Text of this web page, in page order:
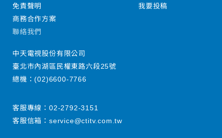
免責聲明
商務合作方案
我要投稿
聯絡我們
中天電視股份有限公司
臺北市內湖區民權東路六段25號
總機：(02)6600-7766
客服專線： 02-2792-3151
客服信箱： service@ctitv.com.tw